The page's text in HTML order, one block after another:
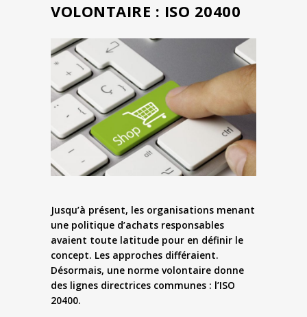
VOLONTAIRE : ISO 20400
Jusqu’à présent, les organisations menant
une politique d’achats responsables
avaient toute latitude pour en définir le
concept. Les approches différaient.
Désormais, une norme volontaire donne
des lignes directrices communes : l’ISO
20400.